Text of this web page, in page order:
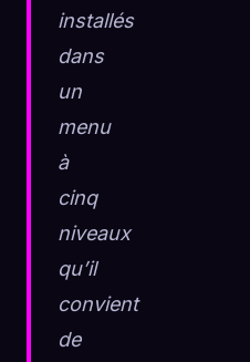
installés
dans
un
menu
à
cinq
niveaux
qu’il
convient
de